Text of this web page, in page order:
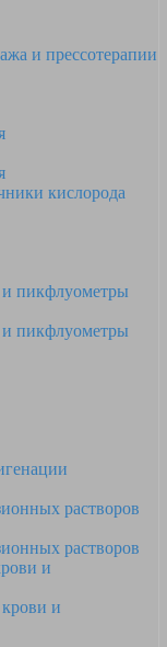
и прессотерапии
кислорода
пикфлуометры
пикфлуометры
растворов
растворов
и
и